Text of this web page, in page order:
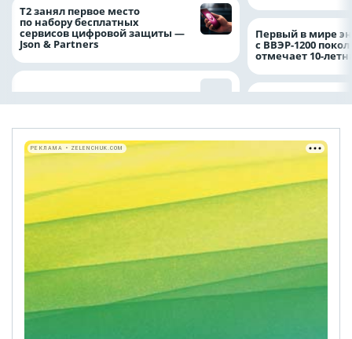
Т2 занял первое место
по набору бесплатных
сервисов цифровой защиты —
Json & Partners
Первый в мире
с ВВЭР-1200
отмечает 10-
РЕКЛАМА • ZELENCHUK.COM